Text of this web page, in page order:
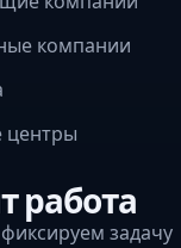
компании
центры
работа
задачу